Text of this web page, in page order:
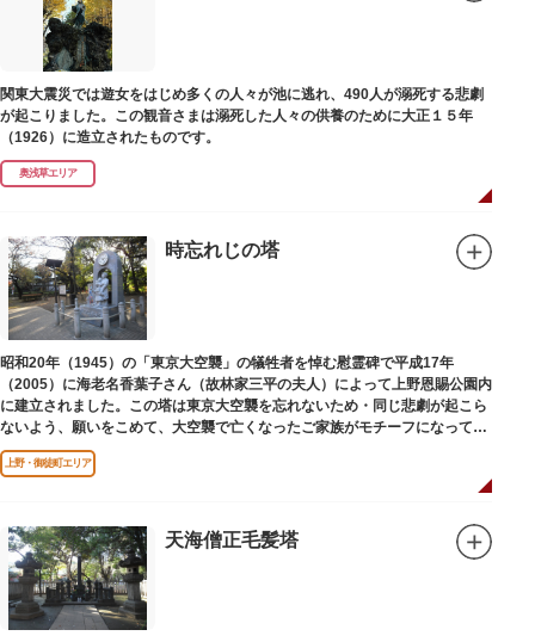
関東大震災では遊女をはじめ多くの人々が池に逃れ、490人が溺死する悲劇
が起こりました。この観音さまは溺死した人々の供養のために大正１５年
（1926）に造立されたものです。
奥浅草エリア
時忘れじの塔
昭和20年（1945）の「東京大空襲」の犠牲者を悼む慰霊碑で平成17年
（2005）に海老名香葉子さん（故林家三平の夫人）によって上野恩賜公園内
に建立されました。この塔は東京大空襲を忘れないため・同じ悲劇が起こら
ないよう、願いをこめて、大空襲で亡くなったご家族がモチーフになってい
る平和祈念母子像・時計塔です。
上野・御徒町エリア
天海僧正毛髪塔